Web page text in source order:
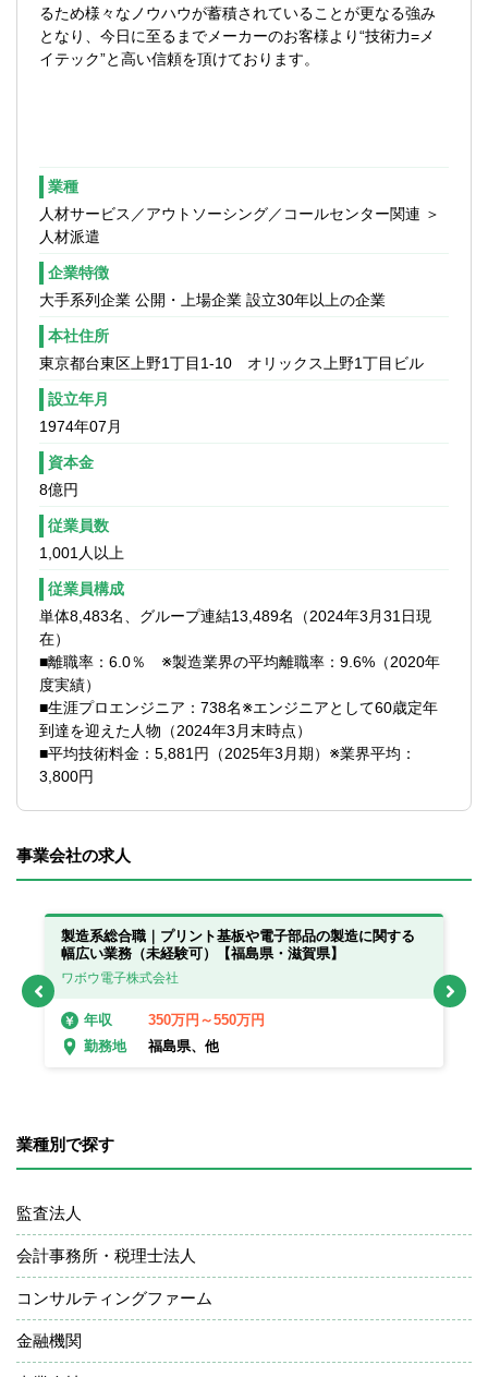
るため様々なノウハウが蓄積されていることが更なる強み
となり、今日に至るまでメーカーのお客様より“技術力=メ
イテック”と高い信頼を頂けております。
業種
人材サービス／アウトソーシング／コールセンター関連 ＞
人材派遣
企業特徴
大手系列企業 公開・上場企業 設立30年以上の企業
本社住所
東京都台東区上野1丁目1-10 オリックス上野1丁目ビル
設立年月
1974年07月
資本金
8億円
従業員数
1,001人以上
従業員構成
単体8,483名、グループ連結13,489名（2024年3月31日現
在）
■離職率：6.0％ ※製造業界の平均離職率：9.6%（2020年
度実績）
■生涯プロエンジニア：738名※エンジニアとして60歳定年
到達を迎えた人物（2024年3月末時点）
■平均技術料金：5,881円（2025年3月期）※業界平均：
3,800円
事業会社の求人
製造系総合職｜プリント基板や電子部品の製造に関する
幅広い業務（未経験可）【福島県・滋賀県】
ワボウ電子株式会社
年収
350万円～550万円
勤務地
福島県、他
業種別で探す
監査法人
会計事務所・税理士法人
コンサルティングファーム
金融機関